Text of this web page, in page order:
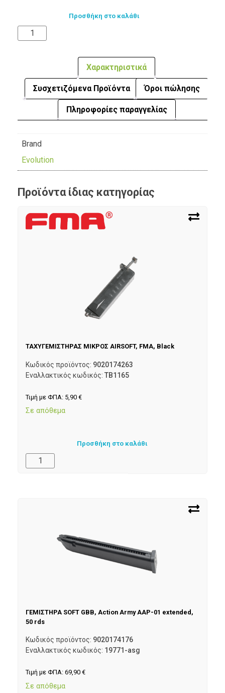
Προσθήκη στο καλάθι
Χαρακτηριστικά
Συσχετιζόμενα Προϊόντα Όροι πώλησης
Πληροφορίες παραγγελίας
Brand
Evolution
Προϊόντα ίδιας κατηγορίας
ΤΑΧΥΓΕΜΙΣΤΗΡΑΣ ΜΙΚΡΟΣ AIRSOFT, FMA, Black
Κωδικός προϊόντος: 9020174263
Εναλλακτικός κωδικός: TB1165
Τιμή με ΦΠΑ: 5,90 €
Σε απόθεμα
Προσθήκη στο καλάθι
ΓΕΜΙΣΤΗΡΑ SOFT GBB, Action Army AAP-01 extended,
50 rds
Κωδικός προϊόντος: 9020174176
Εναλλακτικός κωδικός: 19771-asg
Τιμή με ΦΠΑ: 69,90 €
Σε απόθεμα